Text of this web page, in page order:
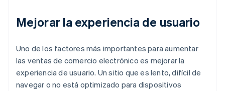
Mejorar la experiencia de usuario
Uno de los factores más importantes para aumentar
las ventas de comercio electrónico es mejorar la
experiencia de usuario. Un sitio que es lento, difícil de
navegar o no está optimizado para dispositivos